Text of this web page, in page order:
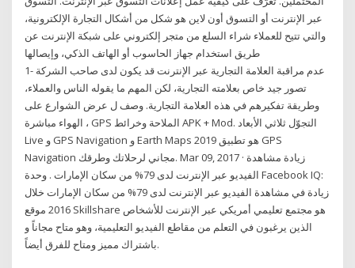
عبر الإنترنت أو التسوق أون لاين هو شكل من أشكال التجارة الإلكترونية،
والتي تتيح للعملاء شراء السلع من متجر إلكتروني على شبكة الإنترنت عن
طريق استخدام جهاز الحاسوب أو الهاتف الذكي، وإيصالها
1- عدم مراقبة العلامة التجارية عبر الإنترنت قد يكون لدى صاحب الشركة
تصور جيد خاص بعلامته التجارية، لكن المهم ما يقوله الناس والعملاء،
وطريقة تفكيرهم في هذه العلامة التجارية. وصف ل عرض الشوارع على
الهواء مباشرة ، GPS الملاحة وخرائط APK + Mod. التجوّل ثلاثي الأبعاد
Live و GPS Navigation و Earth Maps 2019 هو تطبيق GPS
Navigation مجاني لرحلاتك وطرقك. Mar 09, 2017 · زيادة مشاهدة
الفيديو عبر الإنترنت لدى 79% من سكان الإمارات . وحدة Facebook IQ:
زيادة في مشاهدة الفيديو عبر الإنترنت لدى 79% من سكان الإمارات خلال
2016 موقع Skillshare هو مجتمع تعليمي أمريكي عبر الإنترنت للأشخاص
الذين يرغبون في التعلم من مقاطع الفيديو التعليمية، وهو متاح مجاناً و
باشتراك مميز ومتاح للفرق أيضاً.